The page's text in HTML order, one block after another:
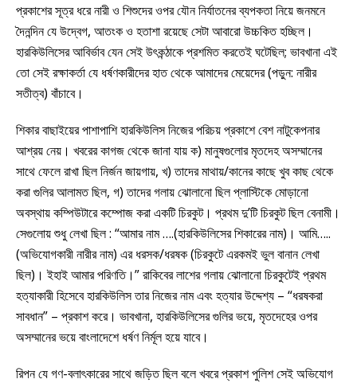
প্রকাশের সূত্র ধরে নারী ও শিশুদের ওপর যৌন নির্যাতনের ব্যপকতা নিয়ে জনমনে
দৈনন্দিন যে উদ্বেগ, আতংক ও হতাশা রয়েছে সেটা আবারো উচ্চকিত হচ্ছিল।
হারকিউলিসের আবির্ভাব যেন সেই উৎকন্ঠাকে প্রশমিত করতেই ঘটেছিল; ভাবখানা এই
তো সেই রক্ষাকর্তা যে ধর্ষণকারীদের হাত থেকে আমাদের মেয়েদের (পড়ুন: নারীর
সতীত্ব) বাঁচাবে।
শিকার বাছাইয়ের পাশাপাশি হারকিউলিস নিজের পরিচয় প্রকাশে বেশ নাটুকেপনার
আশ্রয় নেয়। খবরের কাগজ থেকে জানা যায় ক) মানুষগুলোর মৃতদেহ অসম্মানের
সাথে ফেলে রাখা ছিল নির্জন জায়গায়, খ) তাদের মাথায়/কানের কাছে খুব কাছ থেকে
করা গুলির আলামত ছিল, গ) তাদের গলায় ঝোলানো ছিল প্লাস্টিকে মোড়ানো
অবস্থায় কম্পিউটারে কম্পোজ করা একটি চিরকুট। প্রথম দু’টি চিরকুট ছিল বেনামী।
সেগুলোয় শুধু লেখা ছিল : “আমার নাম ….(হারকিউলিসের শিকারের নাম)। আমি…..
(অভিযোগকারী নারীর নাম) এর ধরসক/ধরষক (চিরকুটে এরকমই ভুল বানান লেখা
ছিল)। ইহাই আমার পরিণতি।” রাকিবের লাশের গলায় ঝোলানো চিরকুটেই প্রথম
হত্যাকারী হিসেবে হারকিউলিস তার নিজের নাম এবং হত্যার উদ্দেশ্য – “ধরষকরা
সাবধান” – প্রকাশ করে। ভাবখানা, হারকিউলিসের গুলির ভয়ে, মৃতদেহের ওপর
অসম্মানের ভয়ে বাংলাদেশে ধর্ষণ নির্মূল হয়ে যাবে।
রিপন যে গণ-বলাৎকারের সাথে জড়িত ছিল বলে খবরে প্রকাশ পুলিশ সেই অভিযোগ